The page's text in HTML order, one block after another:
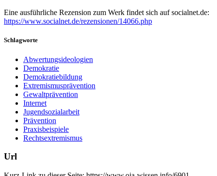
Eine ausführliche Rezension zum Werk findet sich auf socialnet.de:
https://www.socialnet.de/rezensionen/14066.php
Schlagworte
Abwertungsideologien
Demokratie
Demokratiebildung
Extremismusprävention
Gewaltprävention
Internet
Jugendsozialarbeit
Prävention
Praxisbeispiele
Rechtsextremismus
Url